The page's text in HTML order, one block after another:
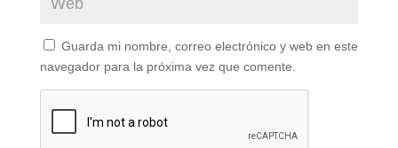
Guarda mi nombre, correo electrónico y web en este
navegador para la próxima vez que comente.